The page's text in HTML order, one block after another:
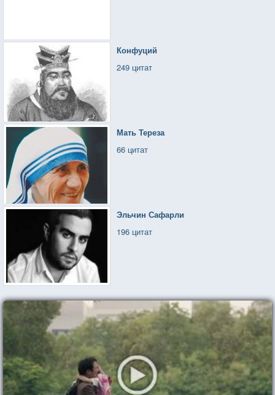
Конфуций
249 цитат
Мать Тереза
66 цитат
Эльчин Сафарли
196 цитат